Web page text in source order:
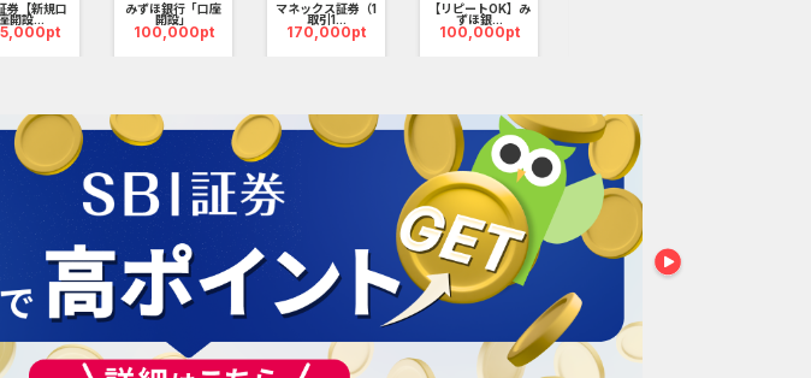
券【新規口
開設...
みずほ銀行「口座
開設」
100,000pt
マネックス証券（1
取引1...
170,000pt
【リピートOK】み
ずほ銀...
100,000pt